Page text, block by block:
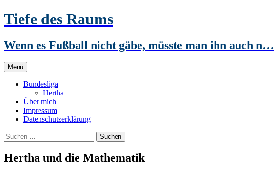
Zum
Inhalt
Tiefe des Raums
Wenn es Fußball nicht gäbe, müsste man ihn auch n…
Menü
Bundesliga
Hertha
Über mich
Impressum
Datenschutzerklärung
Suchen
nach:
Hertha und die Mathematik